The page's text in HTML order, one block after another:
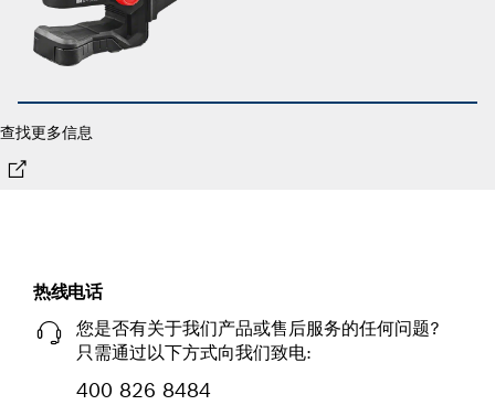
查找更多信息
热线电话
您是否有关于我们产品或售后服务的任何问题?
只需通过以下方式向我们致电:
400 826 8484